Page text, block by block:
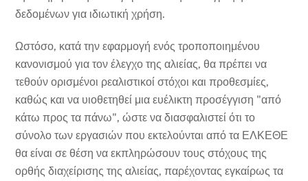
δεδομένων για ιδιωτική χρήση.
Ωστόσο, κατά την εφαρμογή ενός τροποποιημένου
κανονισμού για τον έλεγχο της αλιείας, θα πρέπει να
τεθούν ορισμένοι ρεαλιστικοί στόχοι και προθεσμίες,
καθώς και να υιοθετηθεί μια ευέλικτη προσέγγιση "από
κάτω προς τα πάνω", ώστε να διασφαλιστεί ότι το
σύνολο των εργασιών που εκτελούνται από τα ΕΛΚΕΘΕ
θα είναι σε θέση να εκπληρώσουν τους στόχους της
ορθής διαχείρισης της αλιείας, παρέχοντας εγκαίρως τα